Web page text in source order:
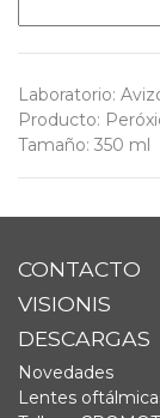
Laboratorio:
Producto:
Tamaño: 350 ml
CONTACTO
VISIONIS
DESCARGAS
Novedades
Lentes